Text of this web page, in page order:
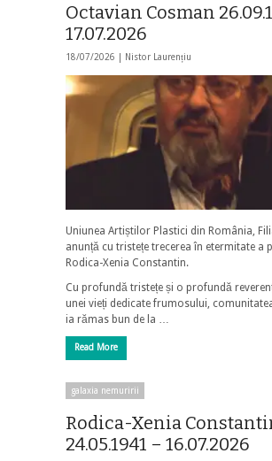
Octavian Cosman
17.07.2026
18/07/2026 | Nistor Laurențiu
Uniunea Artiștilor Plastici din România,
anunță cu tristețe trecerea în etermitate a
Rodica-Xenia Constantin.
Cu profundă tristețe și o profundă
unei vieți dedicate frumosului,
ia rămas bun de la …
Read More
galaxia nemuririi
Rodica-Xenia
24.05.1941 – 16.07.2026